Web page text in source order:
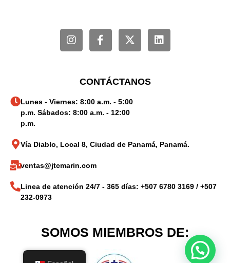
CONTÁCTANOS
Lunes - Viernes: 8:00 a.m. - 5:00
p.m. Sábados: 8:00 a.m. - 12:00
p.m.
Vía Diablo, Local 8, Ciudad de Panamá, Panamá.
ventas@jtcmarin.com
Linea de atención 24/7 - 365 días: +507 6780 3169 / +507
232-0973
SOMOS MIEMBROS DE: